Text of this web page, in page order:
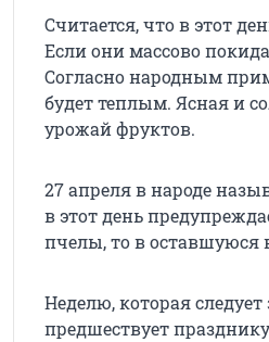
Считается, что в этот
Если они массово
Согласно народным
будет теплым. Ясная и
урожай фруктов.
27 апреля в народе
в этот день
пчелы, то в оставшуюся
Неделю, которая
предшествует